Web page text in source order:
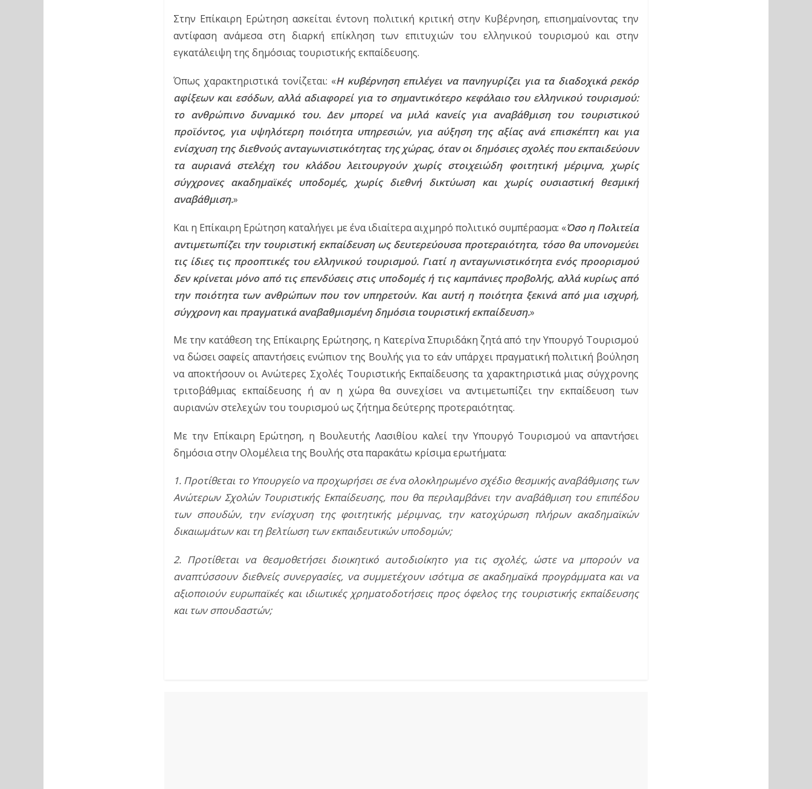
Στην Επίκαιρη Ερώτηση ασκείται έντονη πολιτική κριτική στην Κυβέρνηση, επισημαίνοντας την
αντίφαση ανάμεσα στη διαρκή επίκληση των επιτυχιών του ελληνικού τουρισμού και στην
εγκατάλειψη της δημόσιας τουριστικής εκπαίδευσης.
Όπως χαρακτηριστικά τονίζεται: «Η κυβέρνηση επιλέγει να πανηγυρίζει για τα διαδοχικά ρεκόρ
αφίξεων και εσόδων, αλλά αδιαφορεί για το σημαντικότερο κεφάλαιο του ελληνικού τουρισμού:
το ανθρώπινο δυναμικό του. Δεν μπορεί να μιλά κανείς για αναβάθμιση του τουριστικού
προϊόντος, για υψηλότερη ποιότητα υπηρεσιών, για αύξηση της αξίας ανά επισκέπτη και για
ενίσχυση της διεθνούς ανταγωνιστικότητας της χώρας, όταν οι δημόσιες σχολές που εκπαιδεύουν
τα αυριανά στελέχη του κλάδου λειτουργούν χωρίς στοιχειώδη φοιτητική μέριμνα, χωρίς
σύγχρονες ακαδημαϊκές υποδομές, χωρίς διεθνή δικτύωση και χωρίς ουσιαστική θεσμική
αναβάθμιση.»
Και η Επίκαιρη Ερώτηση καταλήγει με ένα ιδιαίτερα αιχμηρό πολιτικό συμπέρασμα: «Όσο η Πολιτεία
αντιμετωπίζει την τουριστική εκπαίδευση ως δευτερεύουσα προτεραιότητα, τόσο θα υπονομεύει
τις ίδιες τις προοπτικές του ελληνικού τουρισμού. Γιατί η ανταγωνιστικότητα ενός προορισμού
δεν κρίνεται μόνο από τις επενδύσεις στις υποδομές ή τις καμπάνιες προβολής, αλλά κυρίως από
την ποιότητα των ανθρώπων που τον υπηρετούν. Και αυτή η ποιότητα ξεκινά από μια ισχυρή,
σύγχρονη και πραγματικά αναβαθμισμένη δημόσια τουριστική εκπαίδευση.»
Με την κατάθεση της Επίκαιρης Ερώτησης, η Κατερίνα Σπυριδάκη ζητά από την Υπουργό Τουρισμού
να δώσει σαφείς απαντήσεις ενώπιον της Βουλής για το εάν υπάρχει πραγματική πολιτική βούληση
να αποκτήσουν οι Ανώτερες Σχολές Τουριστικής Εκπαίδευσης τα χαρακτηριστικά μιας σύγχρονης
τριτοβάθμιας εκπαίδευσης ή αν η χώρα θα συνεχίσει να αντιμετωπίζει την εκπαίδευση των
αυριανών στελεχών του τουρισμού ως ζήτημα δεύτερης προτεραιότητας.
Με την Επίκαιρη Ερώτηση, η Βουλευτής Λασιθίου καλεί την Υπουργό Τουρισμού να απαντήσει
δημόσια στην Ολομέλεια της Βουλής στα παρακάτω κρίσιμα ερωτήματα:
1. Προτίθεται το Υπουργείο να προχωρήσει σε ένα ολοκληρωμένο σχέδιο θεσμικής αναβάθμισης των
Ανώτερων Σχολών Τουριστικής Εκπαίδευσης, που θα περιλαμβάνει την αναβάθμιση του επιπέδου
των σπουδών, την ενίσχυση της φοιτητικής μέριμνας, την κατοχύρωση πλήρων ακαδημαϊκών
δικαιωμάτων και τη βελτίωση των εκπαιδευτικών υποδομών;
2. Προτίθεται να θεσμοθετήσει διοικητικό αυτοδιοίκητο για τις σχολές, ώστε να μπορούν να
αναπτύσσουν διεθνείς συνεργασίες, να συμμετέχουν ισότιμα σε ακαδημαϊκά προγράμματα και να
αξιοποιούν ευρωπαϊκές και ιδιωτικές χρηματοδοτήσεις προς όφελος της τουριστικής εκπαίδευσης
και των σπουδαστών;